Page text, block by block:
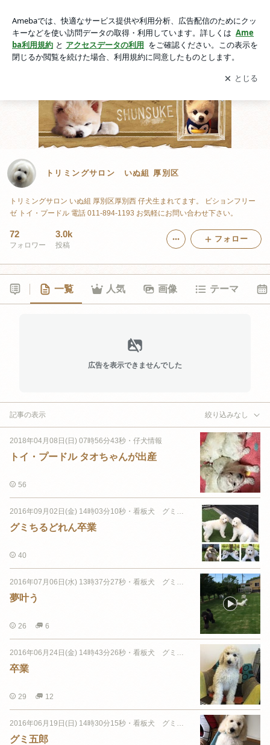
アプリをダウンロードして ブログの更新通知
を受け取りまし
ょう。
開く
トリミングサロン いぬ組 厚別区
トリミングサロン いぬ組 厚別区厚別西 仔犬生まれてます。 ビションフリー
ゼ トイ・プードル 電話 011-894-1193 お気軽にお問い合わせ下さい。
72
フォロワー
3.0k
投稿
フォロー
一覧 人気 画像 テーマ
広告を表示できませんでした
記事の表示 絞り込みなし
2018年04月08日(日) 07時56分43秒 ・ 仔犬情報
トイ・プードル タオちゃんが出産
56
2016年09月02日(金) 14時03分10秒 ・ 看板犬 グミちゃん
グミちるどれん卒業
40
2016年07月06日(水) 13時37分27秒 ・ 看板犬 グミちゃん
夢叶う
26 6
2016年06月24日(金) 14時43分26秒 ・ 看板犬 グミちゃん
卒業
29 12
2016年06月19日(日) 14時30分15秒 ・ 看板犬 グミちゃん
グミ五郎